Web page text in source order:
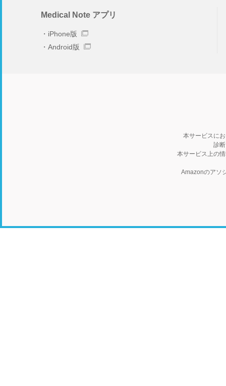
Medical Note アプリ
iPhone版
Android版
本サービスに
診
本サービス上の
Amazonのアソ